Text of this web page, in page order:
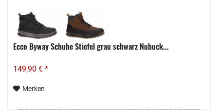
Ecco Byway Schuhe Stiefel grau schwarz Nubuck...
149,90 € *
Merken